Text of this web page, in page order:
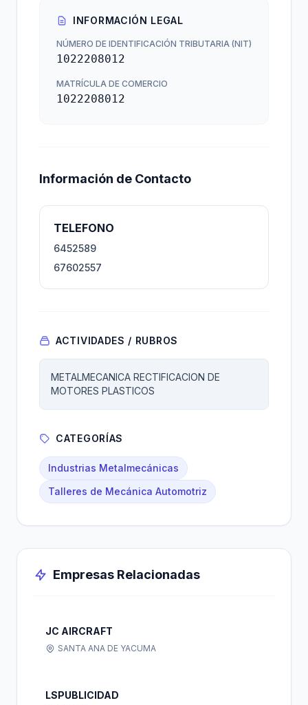
INFORMACIÓN LEGAL
NÚMERO DE IDENTIFICACIÓN TRIBUTARIA (NIT)
1022208012
MATRÍCULA DE COMERCIO
1022208012
Información de Contacto
TELEFONO
6452589
67602557
ACTIVIDADES / RUBROS
METALMECANICA RECTIFICACION DE
MOTORES PLASTICOS
CATEGORÍAS
Industrias Metalmecánicas
Talleres de Mecánica Automotriz
Empresas Relacionadas
JC AIRCRAFT
SANTA ANA DE YACUMA
LSPUBLICIDAD